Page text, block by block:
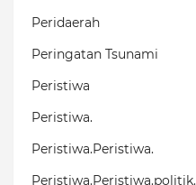
Peridaerah
Peringatan Tsunami
Peristiwa
Peristiwa.
Peristiwa.Peristiwa.
Peristiwa.Peristiwa.politik.